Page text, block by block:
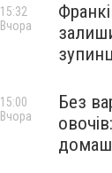
15:32
Вчора
Без
15:00
Вчора